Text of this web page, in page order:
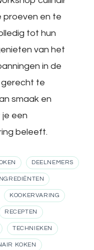
proeven en te
tot hun
van het
in de
gerecht te
smaak en
een
beleeft.
DEELNEMERS
KOOKERVARING
RECEPTEN
TECHNIEKEN
KOKEN